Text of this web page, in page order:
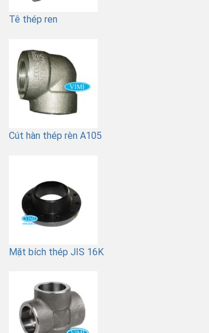
Tê thép ren
Cút hàn thép rèn A105
Mặt bích thép JIS 16K